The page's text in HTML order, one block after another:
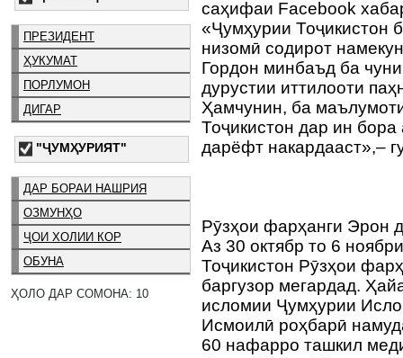
ПРЕЗИДЕНТ
ҲУКУМАТ
ПОРЛУМОН
ДИГАР
"ҶУМҲУРИЯТ"
ДАР БОРАИ НАШРИЯ
ОЗМУНҲО
ҶОИ ХОЛИИ КОР
ОБУНА
ҲОЛО ДАР СОМОНА: 10
саҳифаи Facebook
«Ҷумҳурии Тоҷикистон
низомӣ содирот
Гордон минбаъд ба
дурустии иттилооти
Ҳамчунин, ба
Тоҷикистон дар ин
дарёфт накардааст»,–
Рӯзҳои фарҳанги Эрон
Аз 30 октябр то 6
Тоҷикистон Рӯзҳои
баргузор мегардад.
исломии Ҷумҳурии
Исмоилӣ роҳбарӣ
60 нафарро ташкил